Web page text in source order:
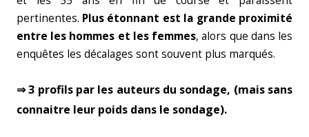
pertinentes. Plus étonnant est la grande proximité
entre les hommes et les femmes, alors que dans les
enquêtes les décalages sont souvent plus marqués.
⇒ 3 profils par les auteurs du sondage, (mais sans
connaitre leur poids dans le sondage).